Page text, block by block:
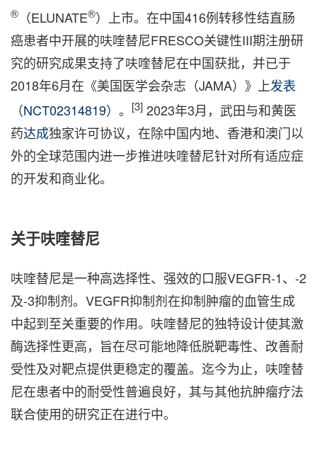
® （ELUNATE®）上市。在中国416例转移性结直肠
癌患者中开展的呋喹替尼FRESCO关键性III期注册研
究的研究成果支持了呋喹替尼在中国获批，并已于
2018年6月在《美国医学会杂志（JAMA）》上发表
（NCT02314819）。 [3] 2023年3月，武田与和黄医
药达成独家许可协议，在除中国内地、香港和澳门以
外的全球范围内进一步推进呋喹替尼针对所有适应症
的开发和商业化。
关于呋喹替尼
呋喹替尼是一种高选择性、强效的口服VEGFR-1、-2
及-3抑制剂。VEGFR抑制剂在抑制肿瘤的血管生成
中起到至关重要的作用。呋喹替尼的独特设计使其激
酶选择性更高，旨在尽可能地降低脱靶毒性、改善耐
受性及对靶点提供更稳定的覆盖。迄今为止，呋喹替
尼在患者中的耐受性普遍良好，其与其他抗肿瘤疗法
联合使用的研究正在进行中。